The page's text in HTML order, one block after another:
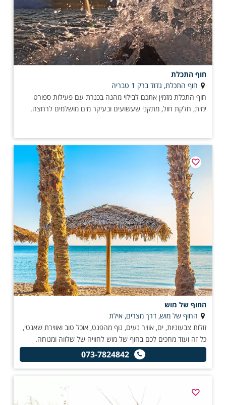
חוף התכלת
חוף התכלת, גדוד ברק 1 טבריה
חוף התכלת מזמין אתכם לבילוי מהנה בכנרת עם פעילות ספורט
ימית, חלקת חול, מתקני שעשועים ובעיקר מים מושלמים לרחצה.
החוף של מוש
החוף של מוש, דרך מצרים, אילת
זולות צבעוניות, ים, אוויר נעים, נוף מהפנט, אוכל טוב ואווירת שאנטי,
כל זה ועוד מחכים לכם בחוף של מוש לחוויה של שלווה ומנוחה.
073-7824842